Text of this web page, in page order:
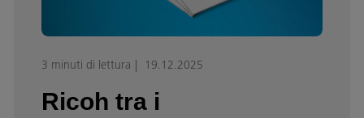
3 minuti di lettura 19.12.2025
Ricoh tra i